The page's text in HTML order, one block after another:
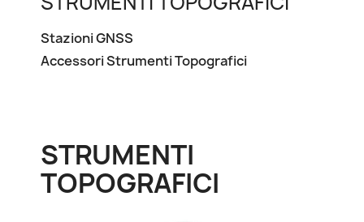
Stazioni GNSS
Accessori Strumenti Topografici
STRUMENTI
TOPOGRAFICI